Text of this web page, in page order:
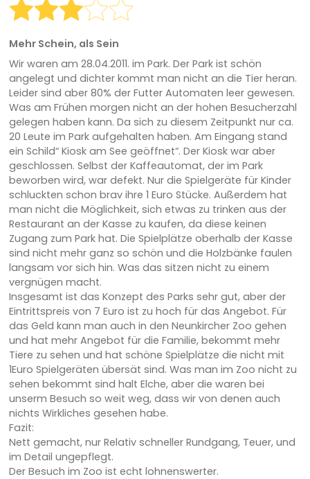
Mehr Schein, als Sein
Wir waren am 28.04.2011. im Park. Der Park ist schön
angelegt und dichter kommt man nicht an die Tier heran.
Leider sind aber 80% der Futter Automaten leer gewesen.
Was am Frühen morgen nicht an der hohen Besucherzahl
gelegen haben kann. Da sich zu diesem Zeitpunkt nur ca.
20 Leute im Park aufgehalten haben. Am Eingang stand
ein Schild“ Kiosk am See geöffnet“. Der Kiosk war aber
geschlossen. Selbst der Kaffeautomat, der im Park
beworben wird, war defekt. Nur die Spielgeräte für Kinder
schluckten schon brav ihre 1 Euro Stücke. Außerdem hat
man nicht die Möglichkeit, sich etwas zu trinken aus der
Restaurant an der Kasse zu kaufen, da diese keinen
Zugang zum Park hat. Die Spielplätze oberhalb der Kasse
sind nicht mehr ganz so schön und die Holzbänke faulen
langsam vor sich hin. Was das sitzen nicht zu einem
vergnügen macht.
Insgesamt ist das Konzept des Parks sehr gut, aber der
Eintrittspreis von 7 Euro ist zu hoch für das Angebot. Für
das Geld kann man auch in den Neunkircher Zoo gehen
und hat mehr Angebot für die Familie, bekommt mehr
Tiere zu sehen und hat schöne Spielplätze die nicht mit
1Euro Spielgeräten übersät sind. Was man im Zoo nicht zu
sehen bekommt sind halt Elche, aber die waren bei
unserm Besuch so weit weg, dass wir von denen auch
nichts Wirkliches gesehen habe.
Fazit:
Nett gemacht, nur Relativ schneller Rundgang, Teuer, und
im Detail ungepflegt.
Der Besuch im Zoo ist echt lohnenswerter.